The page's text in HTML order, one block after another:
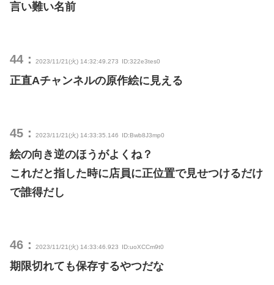
言い難い名前
44： 2023/11/21(火) 14:32:49.273 ID:322e3tes0
正直Aチャンネルの原作絵に見える
45： 2023/11/21(火) 14:33:35.146 ID:Bwb8J3mp0
絵の向き逆のほうがよくね？
これだと指した時に店員に正位置で見せつけるだけ
で誰得だし
46： 2023/11/21(火) 14:33:46.923 ID:uoXCCm9t0
期限切れても保存するやつだな